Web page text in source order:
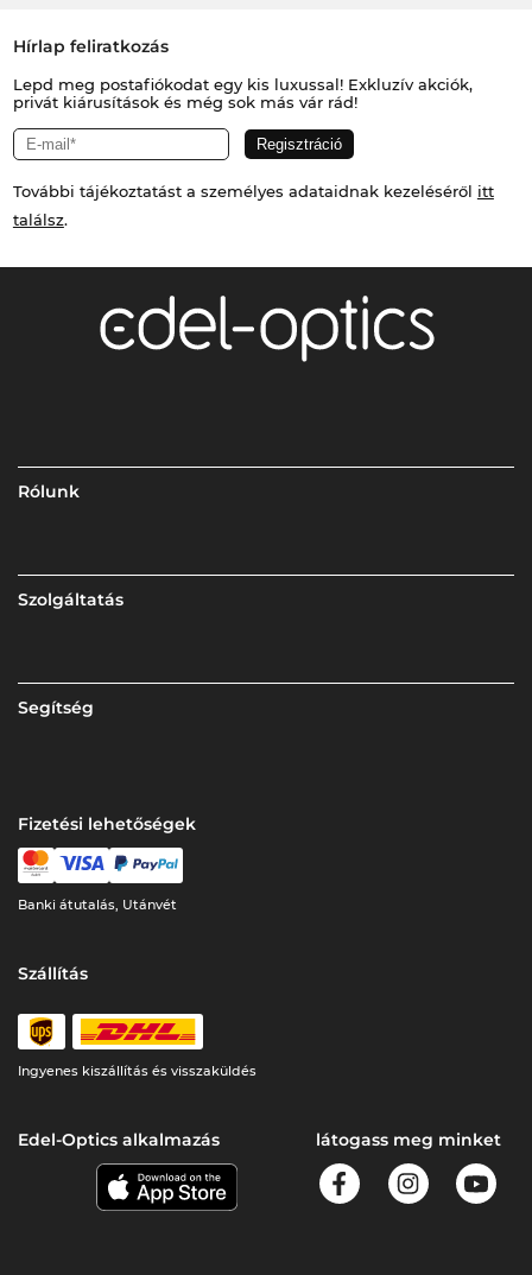
Hírlap feliratkozás
Lepd meg postafiókodat egy kis luxussal! Exkluzív akciók,
privát kiárusítások és még sok más vár rád!
További tájékoztatást a személyes adataidnak kezeléséről itt
találsz.
Rólunk
Szolgáltatás
Segítség
Fizetési lehetőségek
Banki átutalás, Utánvét
Szállítás
Ingyenes kiszállítás és visszaküldés
Edel-Optics alkalmazás látogass meg minket